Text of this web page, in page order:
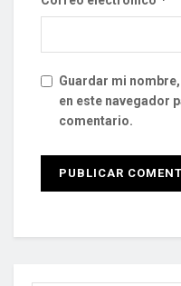
Guardar mi
en este navegador
comentario.